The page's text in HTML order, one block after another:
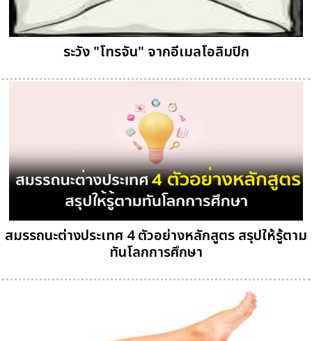
ระวัง "โทรจัน" จากอีเมลโอลิมปิก
สมรรถนะต่างประเทศ 4 ตัวอย่างหลักสูตร สรุปให้รู้ตาม
ทันโลกการศึกษา